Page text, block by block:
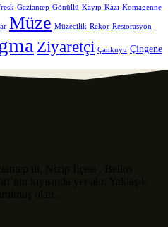
Gaziantep Gönüllü Kayıp Kazı Komagenne
Müze Müzecilik Rekor Restorasyon
Ziyaretçi Çankuyu Çingene